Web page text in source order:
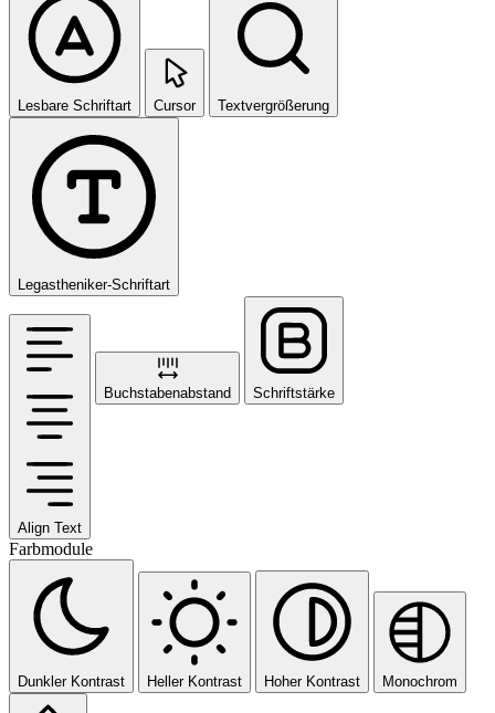
Lesbare Schriftart Cursor Textvergrößerung
Legastheniker-Schriftart
Align Text
Buchstabenabstand Schriftstärke
Farbmodule
Dunkler Kontrast Heller Kontrast Hoher Kontrast Monochrom